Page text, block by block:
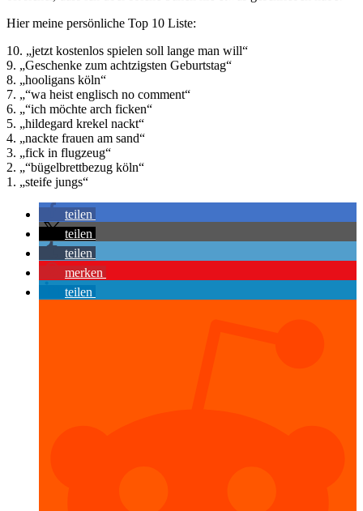
Hier meine persönliche Top 10 Liste:
10. „jetzt kostenlos spielen soll lange man will“
9. „Geschenke zum achtzigsten Geburtstag“
8. „hooligans köln“
7. „“wa heist englisch no comment“
6. „“ich möchte arch ficken“
5. „hildegard krekel nackt“
4. „nackte frauen am sand“
3. „fick in flugzeug“
2. „“bügelbrettbezug köln“
1. „steife jungs“
teilen
teilen
teilen
merken
teilen